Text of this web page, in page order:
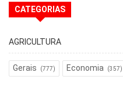
CATEGORIAS
AGRICULTURA
Gerais (777) Economia (357)